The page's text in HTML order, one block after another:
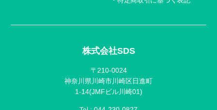
株式会社SDS
〒210-0024
神奈川県川崎市川崎区日進町
1-14(JMFビル川崎01)